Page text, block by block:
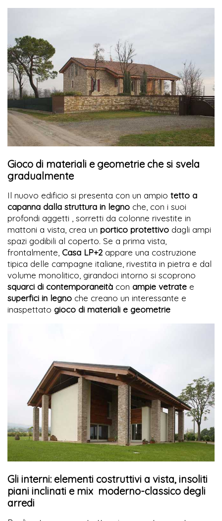
Gioco di materiali e geometrie che si svela
gradualmente
Il nuovo edificio si presenta con un ampio tetto a
capanna dalla struttura in legno che, con i suoi
profondi aggetti , sorretti da colonne rivestite in
mattoni a vista, crea un portico protettivo dagli ampi
spazi godibili al coperto. Se a prima vista,
frontalmente, Casa LP+2 appare una costruzione
tipica delle campagne italiane, rivestita in pietra e dal
volume monolitico, girandoci intorno si scoprono
squarci di contemporaneità con ampie vetrate e
superfici in legno che creano un interessante e
inaspettato gioco di materiali e geometrie
Gli interni: elementi costruttivi a vista, insoliti
piani inclinati e mix moderno-classico degli
arredi